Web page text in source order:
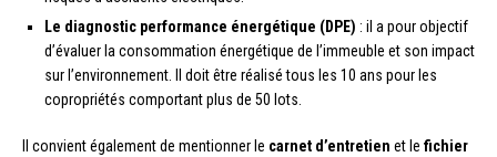
Le diagnostic performance énergétique (DPE) : il a pour objectif
d’évaluer la consommation énergétique de l’immeuble et son impact
sur l’environnement. Il doit être réalisé tous les 10 ans pour les
copropriétés comportant plus de 50 lots.
Il convient également de mentionner le carnet d’entretien et le fichier